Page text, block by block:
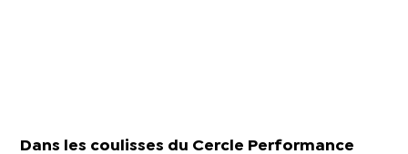
Dans les coulisses du Cercle Performance